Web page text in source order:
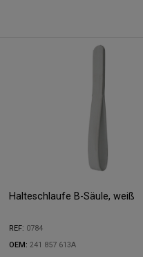
Halteschlaufe B-Säule, weiß
REF: 0784
OEM: 241 857 613A